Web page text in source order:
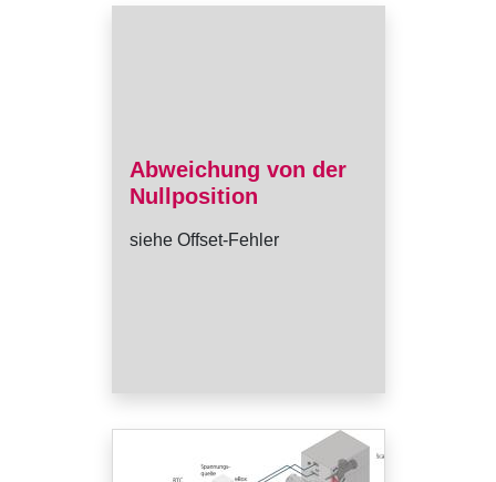
Abweichung von der
Nullposition
siehe Offset-Fehler